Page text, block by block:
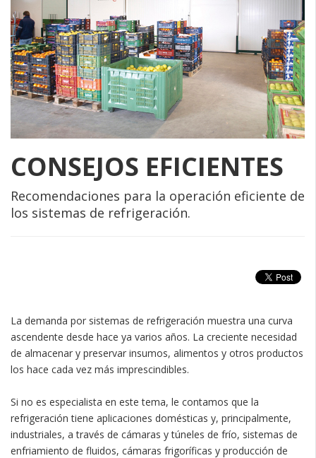
CONSEJOS EFICIENTES
Recomendaciones para la operación eficiente de
los sistemas de refrigeración.
La demanda por sistemas de refrigeración muestra una curva
ascendente desde hace ya varios años. La creciente necesidad
de almacenar y preservar insumos, alimentos y otros productos
los hace cada vez más imprescindibles.
Si no es especialista en este tema, le contamos que la
refrigeración tiene aplicaciones domésticas y, principalmente,
industriales, a través de cámaras y túneles de frío, sistemas de
enfriamiento de fluidos, cámaras frigoríficas y producción de